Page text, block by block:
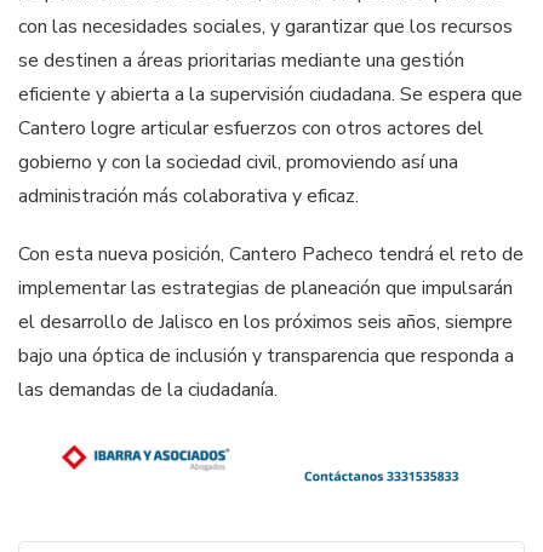
con las necesidades sociales, y garantizar que los recursos
se destinen a áreas prioritarias mediante una gestión
eficiente y abierta a la supervisión ciudadana. Se espera que
Cantero logre articular esfuerzos con otros actores del
gobierno y con la sociedad civil, promoviendo así una
administración más colaborativa y eficaz.
Con esta nueva posición, Cantero Pacheco tendrá el reto de
implementar las estrategias de planeación que impulsarán
el desarrollo de Jalisco en los próximos seis años, siempre
bajo una óptica de inclusión y transparencia que responda a
las demandas de la ciudadanía.